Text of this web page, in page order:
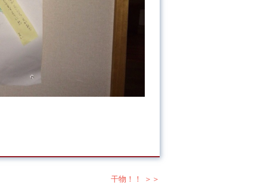
干物！！ ＞＞